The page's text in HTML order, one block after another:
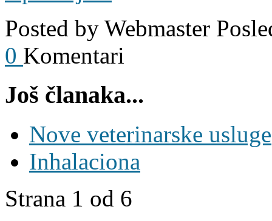
Posted by Webmaster
0 Komentari
Još članaka...
Nove veterinarske usluge
Inhalaciona
Strana 1 od 6